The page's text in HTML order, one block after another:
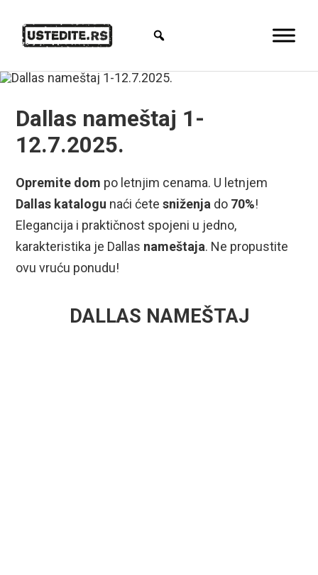
Dallas nameštaj 1-
12.7.2025.
Opremite dom po letnjim cenama. U letnjem
Dallas katalogu naći ćetesniženja do 70%!
Elegancija i praktičnost spojeni u jedno,
karakteristika je Dallas nameštaja. Ne propustite
ovu vruću ponudu!
DALLAS NAMEŠTAJ